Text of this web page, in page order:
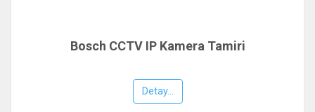
Bosch CCTV IP Kamera Tamiri
Detay...